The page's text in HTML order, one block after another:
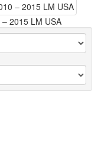
2015 LM USA